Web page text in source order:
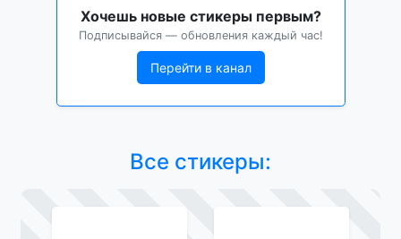
Хочешь новые стикеры первым?
Подписывайся — обновления каждый час!
Перейти в канал
Все стикеры: